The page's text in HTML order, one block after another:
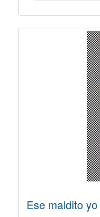
Ese maldito yo